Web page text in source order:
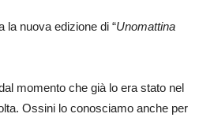
la nuova edizione di “Unomattina
momento che già lo era stato nel
Ossini lo conosciamo anche per